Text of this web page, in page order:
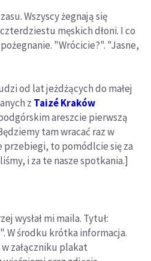
Wszyscy żegnają się
męskich dłoni. I co
"Wrócicie?". "Jasne,
od lat jeżdżących do małej
z Taizé Kraków
areszcie pierwszą
tam wracać raz w
przebiegi, to pomódlcie się za
i za te nasze spotkania.]
wysłał mi maila. Tytuł:
W środku krótka informacja.
załączniku plakat